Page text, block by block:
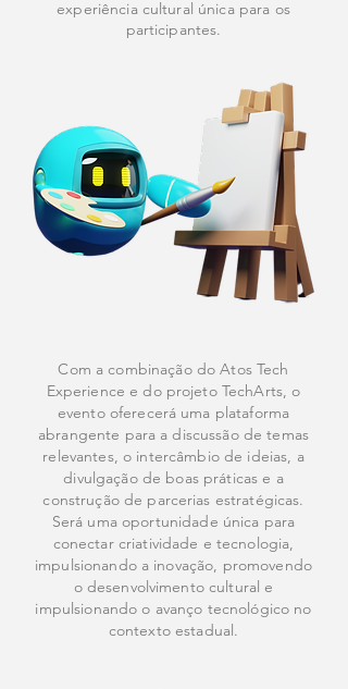
experiência cultural única para os
participantes.
Com a combinação do Atos Tech
Experience e do projeto TechArts, o
evento oferecerá uma plataforma
abrangente para a discussão de temas
relevantes, o intercâmbio de ideias, a
divulgação de boas práticas e a
construção de parcerias estratégicas.
Será uma oportunidade única para
conectar criatividade e tecnologia,
impulsionando a inovação, promovendo
o desenvolvimento cultural e
impulsionando o avanço tecnológico no
contexto estadual.